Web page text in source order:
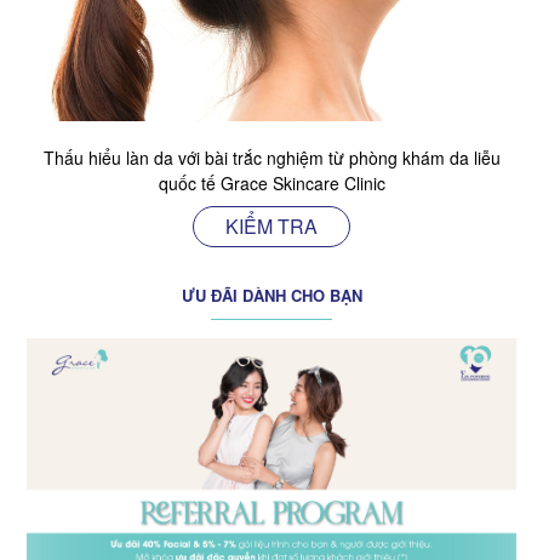
Thấu hiểu làn da với bài trắc nghiệm từ phòng khám da liễu
quốc tế Grace Skincare Clinic
KIỂM TRA
ƯU ĐÃI DÀNH CHO BẠN